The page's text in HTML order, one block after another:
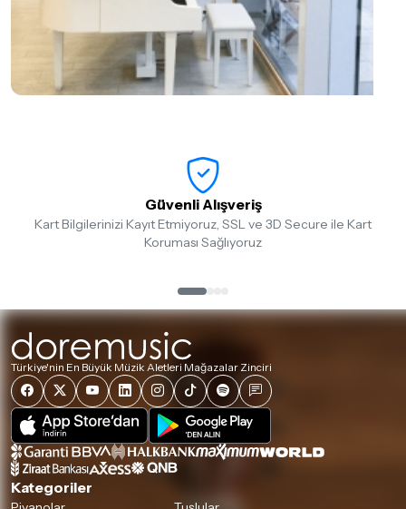
Güvenli Alışveriş
Kart Bilgilerinizi Kayıt Etmiyoruz, SSL ve 3D Secure ile Kart
Koruması Sağlıyoruz
Türkiye'nin En Büyük Müzik Aletleri Mağazalar Zinciri
Kategoriler